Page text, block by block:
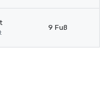
9 Fuß